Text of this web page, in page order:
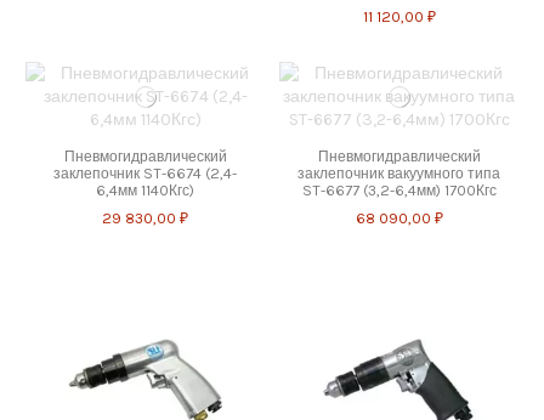
11 120,00 ₽
Пневмогидравлический
заклепочник ST-6674 (2,4-
6,4мм 1140Кгс)
29 830,00 ₽
Пневмогидравлический
заклепочник вакуумного типа
ST-6677 (3,2-6,4мм) 1700Кгс
68 090,00 ₽